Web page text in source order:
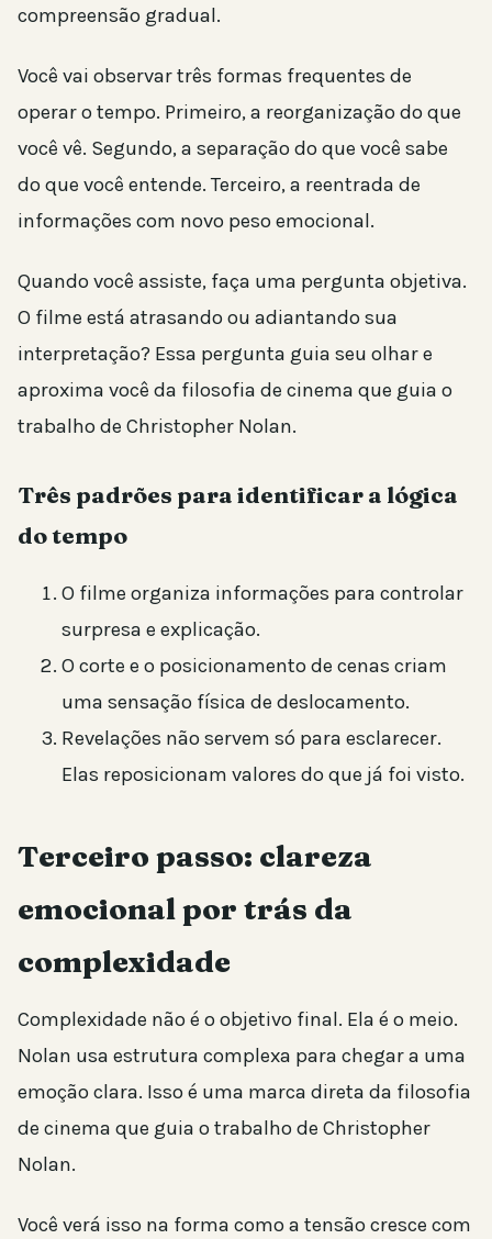
compreensão gradual.
Você vai observar três formas frequentes de
operar o tempo. Primeiro, a reorganização do que
você vê. Segundo, a separação do que você sabe
do que você entende. Terceiro, a reentrada de
informações com novo peso emocional.
Quando você assiste, faça uma pergunta objetiva.
O filme está atrasando ou adiantando sua
interpretação? Essa pergunta guia seu olhar e
aproxima você da filosofia de cinema que guia o
trabalho de Christopher Nolan.
Três padrões para identificar a lógica
do tempo
O filme organiza informações para controlar
surpresa e explicação.
O corte e o posicionamento de cenas criam
uma sensação física de deslocamento.
Revelações não servem só para esclarecer.
Elas reposicionam valores do que já foi visto.
Terceiro passo: clareza
emocional por trás da
complexidade
Complexidade não é o objetivo final. Ela é o meio.
Nolan usa estrutura complexa para chegar a uma
emoção clara. Isso é uma marca direta da filosofia
de cinema que guia o trabalho de Christopher
Nolan.
Você verá isso na forma como a tensão cresce com